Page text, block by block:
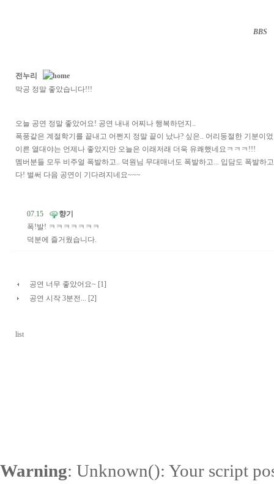
BBS
전누리
막공 정말 좋았습니다!!!
오늘 공연 정말 좋았어요! 공연 내내 어찌나 행복하던지..
폭풍같은 계절학기를 끝내고 어쩐지 정말 끝이 났나? 싶은.. 어리둥절한 기분
이른 열대야는 언제나 좋았지만 오늘은 이래저래 더욱 유쾌했네요ㅋㅋㅋ!!!
멤버분들 모두 비주얼 폭발하고.. 덕원님 무대매너도 폭발하고... 입담도 폭발
다! 벌써 다음 공연이 기다려지네요~~~
07.15
향기
폭!발! ㅋㅋㅋㅋㅋㅋㅋ
덕분에 즐거웠습니다.
공연 너무 좋았어요~ [1]
공연 시작 3분전... [2]
list
Warning: Unknown(): Your script